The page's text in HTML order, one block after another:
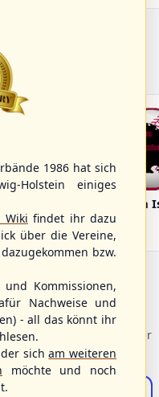
Fehmarn
Sie einen Einstieg für
1986 hat sich
Holstein einiges
Wiki findet ihr dazu
über die Vereine,
bzw.
und Kommissionen,
Nachweise und
- all das könnt ihr
der sicham weiteren
möchte und noch